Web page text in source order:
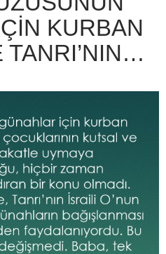
KURBAN
TANRI’NIN…